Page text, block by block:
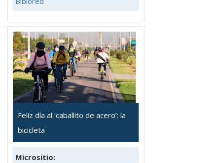
Feliz día al ‘caballito de acero’: la
bicicleta
Micrositio: